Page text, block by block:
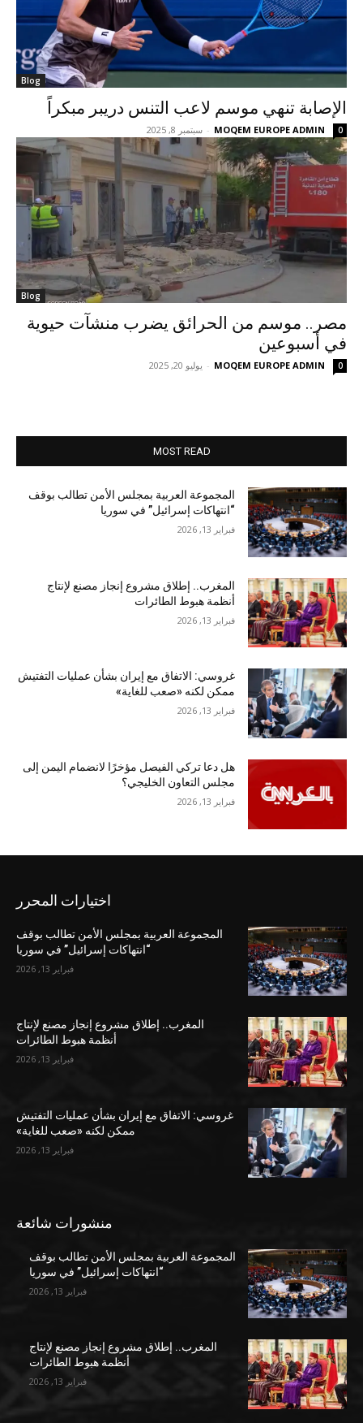
Blog
الإصابة تنهي موسم لاعب التنس دريبر مبكراً
MOQEM EUROPE ADMIN
- سبتمبر 8, 2025 0
Blog
مصر.. موسم من الحرائق يضرب منشآت حيوية
في أسبوعين
MOQEM EUROPE ADMIN
- يوليو 20, 2025 0
MOST READ
المجموعة العربية بمجلس الأمن تطالب بوقف
“انتهاكات إسرائيل” في سوريا
فبراير 13, 2026
المغرب.. إطلاق مشروع إنجاز مصنع لإنتاج
أنظمة هبوط الطائرات
فبراير 13, 2026
غروسي: الاتفاق مع إيران بشأن عمليات التفتيش
ممكن لكنه «صعب للغاية»
فبراير 13, 2026
هل دعا تركي الفيصل مؤخرًا لانضمام اليمن إلى
مجلس التعاون الخليجي؟
فبراير 13, 2026
اختيارات المحرر
المجموعة العربية بمجلس الأمن تطالب بوقف
“انتهاكات إسرائيل” في سوريا
فبراير 13, 2026
المغرب.. إطلاق مشروع إنجاز مصنع لإنتاج
أنظمة هبوط الطائرات
فبراير 13, 2026
غروسي: الاتفاق مع إيران بشأن عمليات التفتيش
ممكن لكنه «صعب للغاية»
فبراير 13, 2026
منشورات شائعة
المجموعة العربية بمجلس الأمن تطالب بوقف
“انتهاكات إسرائيل” في سوريا
فبراير 13, 2026
المغرب.. إطلاق مشروع إنجاز مصنع لإنتاج
أنظمة هبوط الطائرات
فبراير 13, 2026